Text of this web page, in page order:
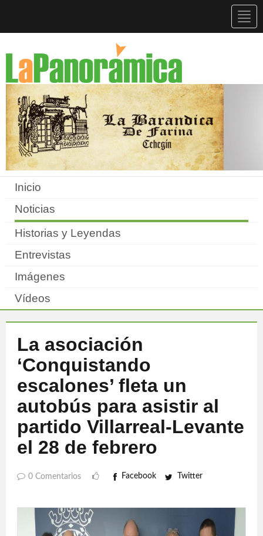
Inicio
Noticias
Historias y Leyendas
Entrevistas
Imágenes
Vídeos
La asociación
‘Conquistando
escalones’ fleta un
autobús para asistir al
partido Villarreal-Levante
el 28 de febrero
0 Comentarios Facebook Twitter